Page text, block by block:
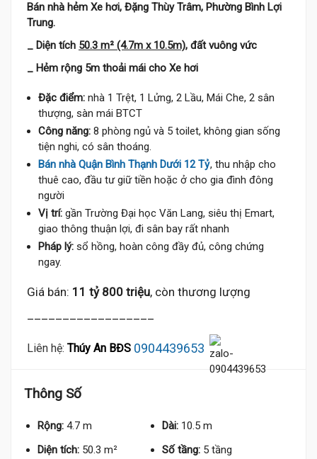
Bán nhà hẻm Xe hơi, Đặng Thùy Trâm, Phường Bình Lợi
Trung.
_ Diện tích 50.3 m² (4.7m x 10.5m), đất vuông vức
_ Hẻm rộng 5m thoải mái cho Xe hơi
Đặc điểm: nhà 1 Trệt, 1 Lửng, 2 Lầu, Mái Che, 2 sân
thượng, sàn mái BTCT
Công năng: 8 phòng ngủ và 5 toilet, không gian sống
tiện nghi, có sân thoáng.
Bán nhà Quận Bình Thạnh Dưới 12 Tỷ, thu nhập cho
thuê cao, đầu tư giữ tiền hoặc ở cho gia đình đông
người
Vị trí: gần Trường Đại học Văn Lang, siêu thị Emart,
giao thông thuận lợi, đi sân bay rất nhanh
Pháp lý: sổ hồng, hoàn công đầy đủ, công chứng
ngay.
Giá bán: 11 tỷ 800 triệu, còn thương lượng
Liên hệ: Thúy An BĐS 0904439653
Thông Số
Rộng: 4.7 m Dài: 10.5 m
Diện tích: 50.3 m² Số tầng: 5 tầng